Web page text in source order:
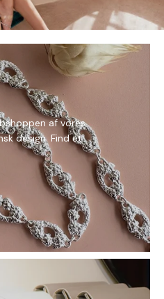
af vores
design. Find et